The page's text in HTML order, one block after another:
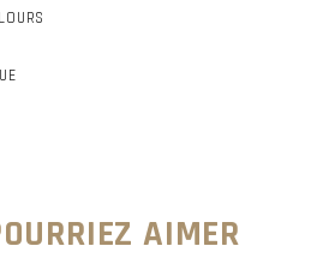
AIMER